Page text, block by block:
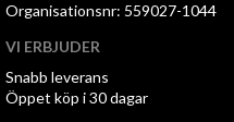
Organisationsnr: 559027-1044
VI ERBJUDER
Snabb leverans
Öppet köp i 30 dagar